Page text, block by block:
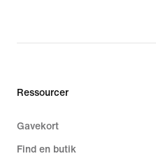
Ressourcer
Gavekort
Find en butik